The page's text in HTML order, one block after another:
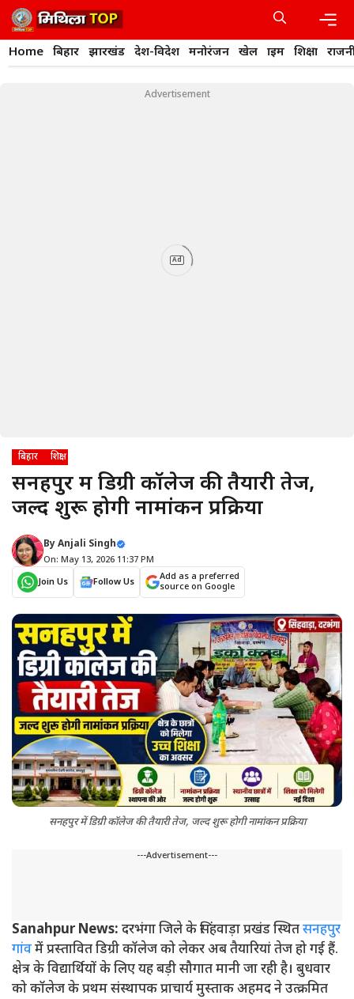
Skip
to
content
Home बिहार झारखंड देश-विदेश मनोरंजन खेल क्राइम शिक्षा
Advertisement
Ad
बिहार शिक्षा
सनहपुर में डिग्री कॉलेज की तैयारी तेज,
जल्द शुरू होगी नामांकन प्रक्रिया
ByAnjali Singh
On: May 13, 2026 11:37 PM
Join Us
Follow Us
Add as a preferred
source on Google
सनहपुर में डिग्री कॉलेज की तैयारी तेज, जल्द शुरू होगी नामांकन प्रक्रिया
---Advertisement---
Sanahpur News: दरभंगा जिले के सिंहवाड़ा प्रखंड स्थितसनहपुर
गांवमें प्रस्तावित डिग्री कॉलेज को लेकर अब तैयारियां तेज हो गई हैं.
क्षेत्र के विद्यार्थियों के लिए यह बड़ी सौगात मानी जा रही है। बुधवार
को कॉलेज के प्रथम संस्थापक प्राचार्य मुस्ताक अहमद ने उत्क्रमित